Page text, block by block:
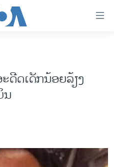
ດີດເດັກນ້ອຍລ້ຽງ
ນ